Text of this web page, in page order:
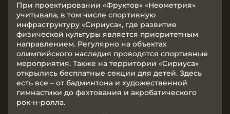
При проектировании «Фруктов» «Неометрия»
учитывала, в том числе спортивную
инфраструктуру «Сириуса», где развитие
физической культуры является приоритетным
направлением. Регулярно на объектах
олимпийского наследия проводятся спортивные
мероприятия. Также на территории «Сириуса»
открылись бесплатные секции для детей. Здесь
есть все – от бадминтона и художественной
гимнастики до фехтования и акробатического
рок-н-ролла.